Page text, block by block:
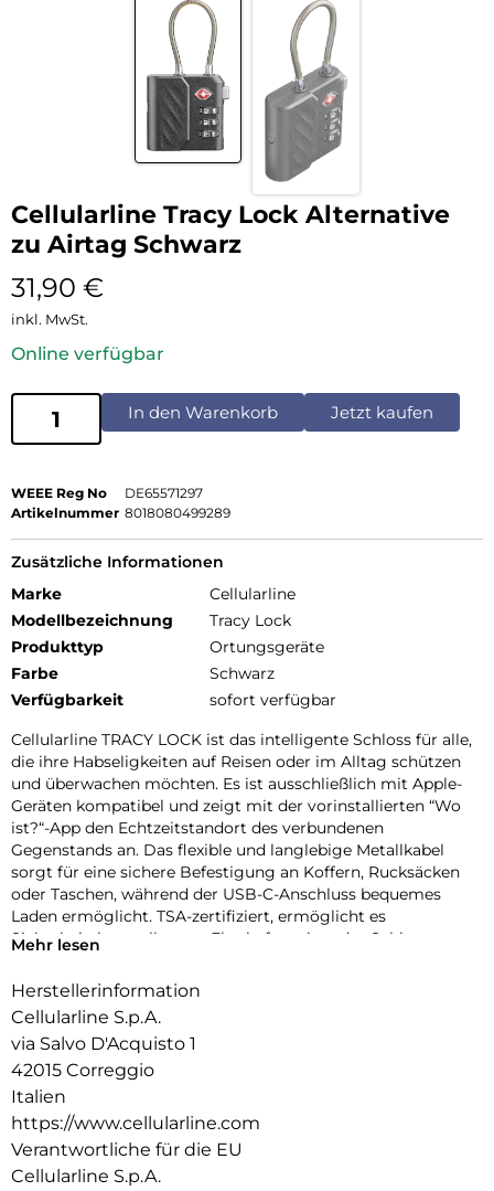
Cellularline Tracy Lock Alternative
zu Airtag Schwarz
31,90 €
inkl. MwSt.
Online verfügbar
In den Warenkorb Jetzt kaufen
WEEE Reg No
DE65571297
Artikelnummer 8018080499289
Zusätzliche Informationen
Marke
Cellularline
Modellbezeichnung
Tracy Lock
Produkttyp
Ortungsgeräte
Farbe
Schwarz
Verfügbarkeit
sofort verfügbar
Cellularline TRACY LOCK ist das intelligente Schloss für alle,
die ihre Habseligkeiten auf Reisen oder im Alltag schützen
und überwachen möchten. Es ist ausschließlich mit Apple-
Geräten kompatibel und zeigt mit der vorinstallierten “Wo
ist?“-App den Echtzeitstandort des verbundenen
Gegenstands an. Das flexible und langlebige Metallkabel
sorgt für eine sichere Befestigung an Koffern, Rucksäcken
oder Taschen, während der USB-C-Anschluss bequemes
Laden ermöglicht. TSA-zertifiziert, ermöglicht es
Sicherheitskontrollen am Flughafen, ohne das Schloss zu
Nähe (mit Tonsignal über das Smartphone) und in der Ferne
Mehr lesen
Herstellerinformation
Cellularline S.p.A.
via Salvo D'Acquisto 1
42015 Correggio
Italien
https://www.cellularline.com
Verantwortliche für die EU
Cellularline S.p.A.